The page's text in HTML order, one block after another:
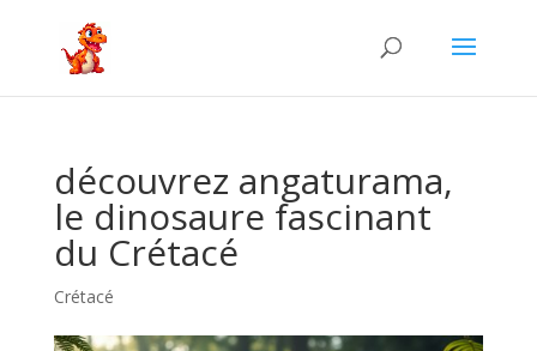
découvrez angaturama,
le dinosaure fascinant
du Crétacé
Crétacé